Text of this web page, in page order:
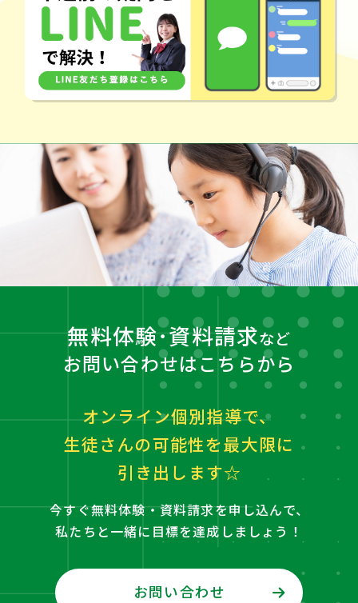
無料体験･資料請求など
お問い合わせはこちらから
オンライン個別指導で、
生徒さんの可能性を最大限に
引き出します☆
今すぐ無料体験・資料請求を申し込んで、
私たちと一緒に目標を達成しましょう！
お問い合わせ